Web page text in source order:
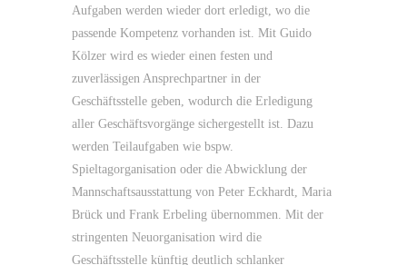
Aufgaben werden wieder dort erledigt, wo die
passende Kompetenz vorhanden ist. Mit Guido
Kölzer wird es wieder einen festen und
zuverlässigen Ansprechpartner in der
Geschäftsstelle geben, wodurch die Erledigung
aller Geschäftsvorgänge sichergestellt ist. Dazu
werden Teilaufgaben wie bspw.
Spieltagorganisation oder die Abwicklung der
Mannschaftsausstattung von Peter Eckhardt, Maria
Brück und Frank Erbeling übernommen. Mit der
stringenten Neuorganisation wird die
Geschäftsstelle künftig deutlich schlanker